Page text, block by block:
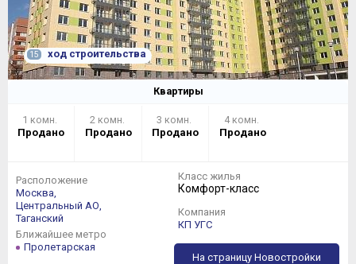
15 ход строительства
Квартиры
1 комн.
Продано
2 комн.
Продано
3 комн.
Продано
4 комн.
Продано
Расположение
Москва,
Центральный АО,
Таганский
Ближайшее метро
Пролетарская
Класс жилья
Комфорт-класс
Компания
КП УГС
На страницу Новостройки